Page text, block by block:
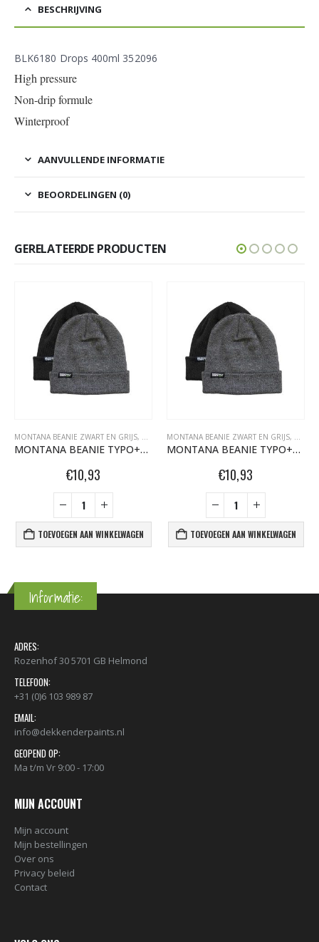
BESCHRIJVING
BLK6180 Drops 400ml 352096
High pressure
Non-drip formule
Winterproof
AANVULLENDE INFORMATIE
BEOORDELINGEN (0)
GERELATEERDE PRODUCTEN
SPUITBUSSEN MONTANA GRAFFITI SPUITBUSSEN,MONTANA
MONTANA BEANIE ZWART EN GRIJS, MONTANA GRAFFITI SPUITBUSSEN,OVERIG
MONTANA BEANIE TYPO+LOGO BLACK 457319
€10,93
TOEVOEGEN AAN WINKELWAGEN
MONTANA BEANIE ZWART EN GRIJS,
MONTANA BEANIE TYPO+LOGO CHARCOAL 457326
€10,93
TOEVOEGEN AAN WINKELWAGEN
Informatie:
ADRES:
Rozenhof 30 5701 GB Helmond
TELEFOON:
+31 (0)6 103 989 87
EMAIL:
info@dekkenderpaints.nl
GEOPEND OP:
Ma t/m Vr 9:00 - 17:00
MIJN ACCOUNT
Mijn account
Mijn bestellingen
Over ons
Privacy beleid
Contact